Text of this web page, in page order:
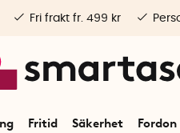
Fritid Säkerhet Fordon
Fri frakt fr. 499 kr